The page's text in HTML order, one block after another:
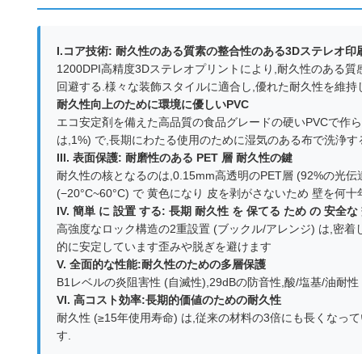
I.コア技術: 耐久性のある質素の整合性のある3Dステレオ印
1200DPI高精度3Dステレオプリントにより,耐久性のある
回避する.様々な装飾スタイルに適合し,優れた耐久性を維
耐久性向上のために環境に優しいPVC
エコ安定剤を備えた高品質の食品グレードの硬いPVCで作
は,1%) で,長期にわたる使用のために湿気のある布で洗浄す
III. 表面保護: 耐磨性のある PET 層 耐久性の鍵
耐久性の核となるのは,0.15mm高透明のPET層 (92%の光
(−20°C~60°C) で 黄色になり 皮を剥がさないため 壁を何十
IV. 簡単 に 設置 する: 長期 耐久性 を 保てる ため の 安全な
高強度なロック構造の2重設置 (ブックル/アレンジ) は,密
的に安定しています歪みや脱ぎを避けます
V. 全面的な性能:耐久性のための多層保護
B1レベルの炎阻害性 (自滅性),29dBの防音性,酸/塩基/油耐
VI. 高コスト効率:長期的価値のための耐久性
耐久性 (≥15年使用寿命) は,従来の材料の3倍にも長くなっ
す.